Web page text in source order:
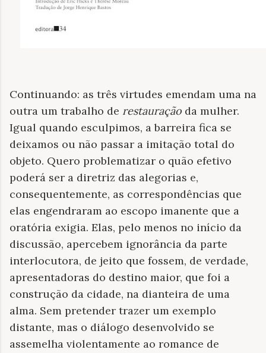
Continuando: as três virtudes emendam uma na
outra um trabalho de restauração da mulher.
Igual quando esculpimos, a barreira fica se
deixamos ou não passar a imitação total do
objeto. Quero problematizar o quão efetivo
poderá ser a diretriz das alegorias e,
consequentemente, as correspondências que
elas engendraram ao escopo imanente que a
oratória exigia. Elas, pelo menos no início da
discussão, apercebem ignorância da parte
interlocutora, de jeito que fossem, de verdade,
apresentadoras do destino maior, que foi a
construção da cidade, na dianteira de uma
alma. Sem pretender trazer um exemplo
distante, mas o diálogo desenvolvido se
assemelha violentamente ao romance de